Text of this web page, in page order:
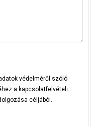
védelméről szóló
a kapcsolatfelvételi
céljából.